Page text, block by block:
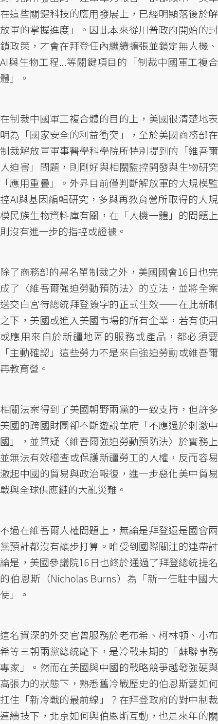
在這些關鍵科技的應用發展上，已經明顯落後於解
放軍的掌握進度」。因此本來從川普政府開始的封
鎖政策，才會在拜登任內繼續擴張並鎖定無人機、
AI與生物工程...等關鍵項目的「制裁中國軍工複合
體」。
在制裁中國軍工複合體的目的上，美國很清楚地表
明為「國家安全的利益衝突」，至於美國商務部在
制裁解放軍軍事醫學科學院所特別提到的「維吾爾
人迫害」問題，則剛好與相關監控開發與生物研究
「應用重疊」。外界目前僅判斷解放軍的大規模監
控AI與基因編輯研究，多與再教育營所取得的大規
模民族生物資料庫有關，在「人機一體」的問題上
則沒有進一步的指控或證據。
除了商務部的黑名單制裁之外，美國國會16日也完
成了〈維吾爾強迫勞動預防法〉的立法，並將全案
送交白宮待總統拜登簽字的正式生效——在此新制
之下，美國或進入美國市場的所有企業，若有使用
或應用來自於新疆地區的服務或產品，都必須要
「主動確認」這些勞力不是來自強迫勞動或維吾爾
再教育營。
相關法案得到了美國朝野兩黨的一致支持，但許多
美國的跨國財團卻不斷遊說華府「不應過於刺激中
國」，並質疑〈維吾爾強迫勞動預防法〉於實務上
並無法有效稽查或保護新疆勞工的人權，反而容易
激起中國的貿易與政治報復，進一步惡化美中貿易
戰與全球供應鏈的大亂災難。
不過在維吾爾人權問題上，無論是拜登還是國會兩
黨預計都沒有讓步打算。唯受到國際關注的連帶討
論是，美國參議院16日也終於通過了拜登總統提名
的伯恩斯（Nicholas Burns）為「新一任駐中國大
使」。
這名資深的外交官曾服務於老布希、柯林頓、小布
希等三朝兩黨總統麾下，是冷戰末期的「蘇聯事務
專家」。然而在美國與中國的戰略競爭越發強硬與
高張力的狀態下，熟悉舊冷戰歷史的伯恩斯要如何
扛住「新冷戰的最前線」？在拜登政府的對中制裁
連續技下，北京如何與伯恩斯互動，也是來年的關